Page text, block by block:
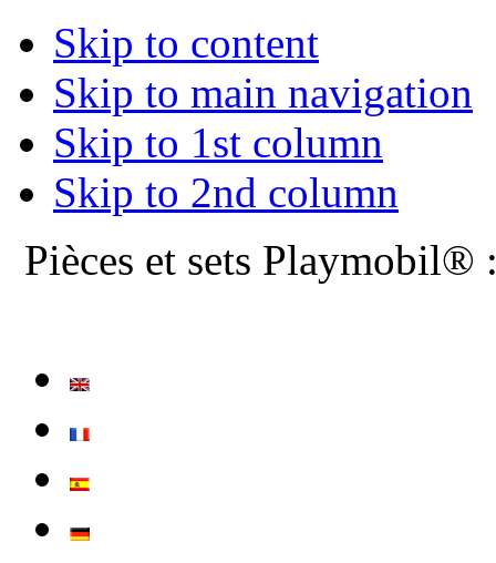
Skip to content
Skip to main navigation
Skip to 1st column
Skip to 2nd column
Pièces et sets Playmobil®